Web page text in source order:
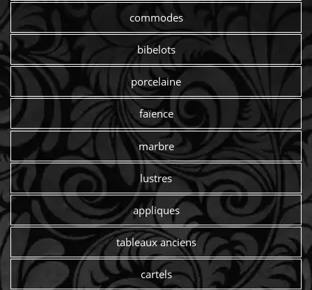
commodes
bibelots
porcelaine
faïence
marbre
lustres
appliques
tableaux anciens
cartels